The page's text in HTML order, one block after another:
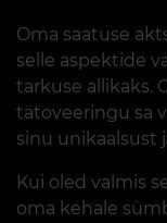
Oma saatuse
selle aspektide
tarkuse allikaks.
tätoveeringu sa
sinu unikaalsust
Kui oled valmis
oma kehale